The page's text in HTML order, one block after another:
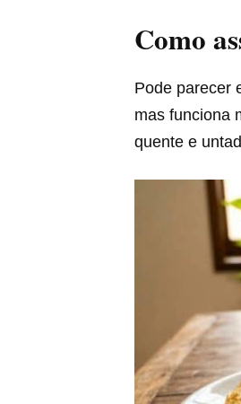
Como
Pode parecer
mas funciona
quente e